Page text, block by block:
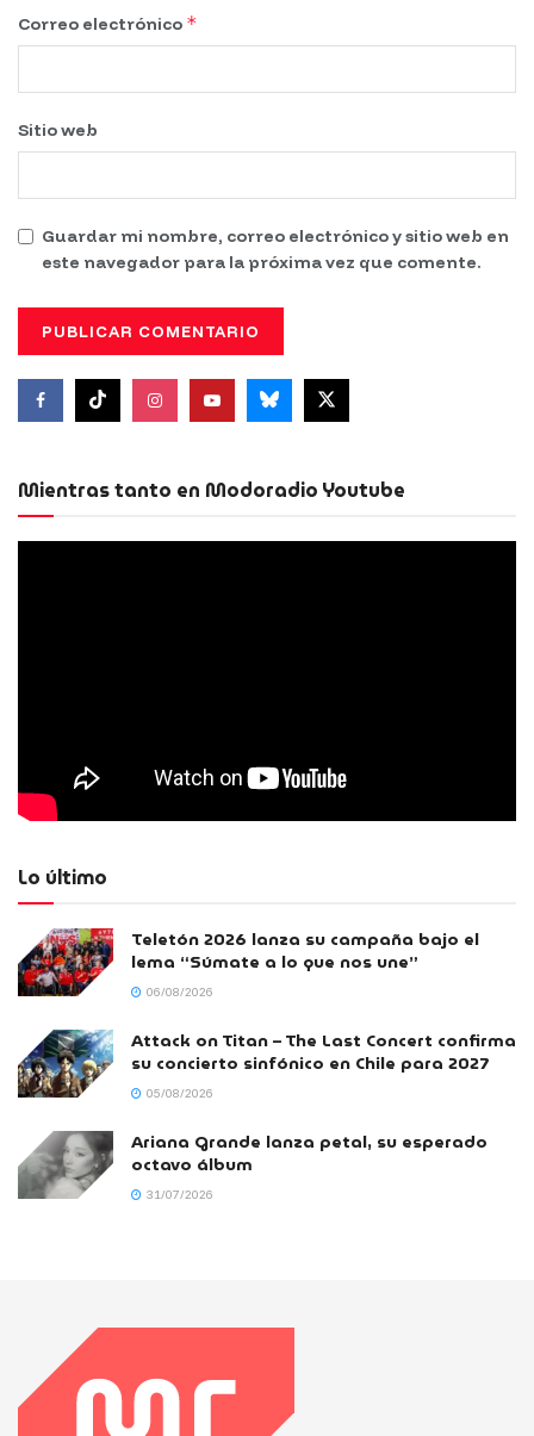
Correo electrónico *
Sitio web
Guardar mi nombre, correo electrónico y sitio web en
este navegador para la próxima vez que comente.
Mientras tanto en Modoradio Youtube
Lo último
Teletón 2026 lanza su campaña bajo el
lema “Súmate a lo que nos une”
06/08/2026
Attack on Titan – The Last Concert confirma
su concierto sinfónico en Chile para 2027
05/08/2026
Ariana Grande lanza petal, su esperado
octavo álbum
31/07/2026